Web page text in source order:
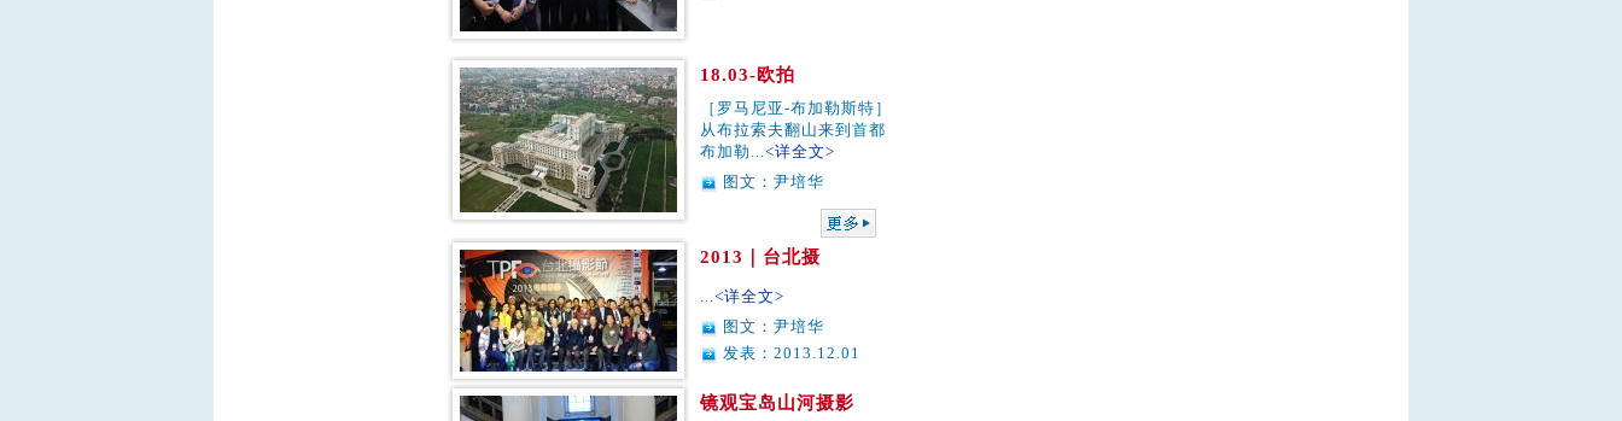
18.03-欧拍
［罗马尼亚-布加勒斯特］
从布拉索夫翻山来到首都
布加勒...<详全文>
图文：尹培华
2013｜台北摄
...<详全文>
图文：尹培华
发表：2013.12.01
镜观宝岛山河摄影